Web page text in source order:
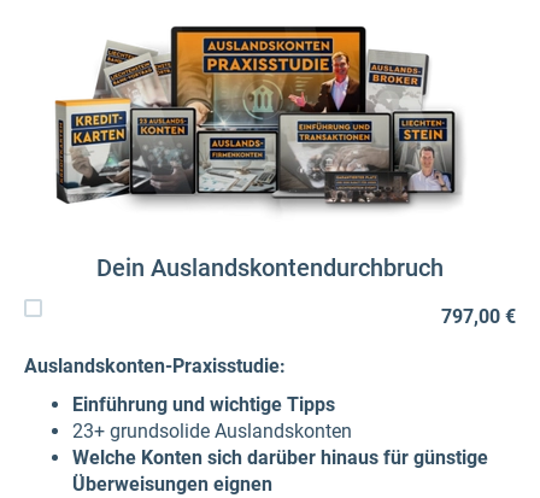
Dein Auslandskontendurchbruch
797,00 €
Auslandskonten-Praxisstudie:
Einführung und wichtige Tipps
23+ grundsolide Auslandskonten
Welche Konten sich darüber hinaus für günstige
Überweisungen eignen